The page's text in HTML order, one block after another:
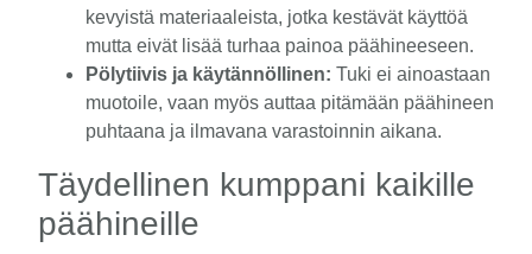
kevyistä materiaaleista, jotka kestävät käyttöä
mutta eivät lisää turhaa painoa päähineeseen.
Pölytiivis ja käytännöllinen: Tuki ei ainoastaan
muotoile, vaan myös auttaa pitämään päähineen
puhtaana ja ilmavana varastoinnin aikana.
Täydellinen kumppani kaikille
päähineille